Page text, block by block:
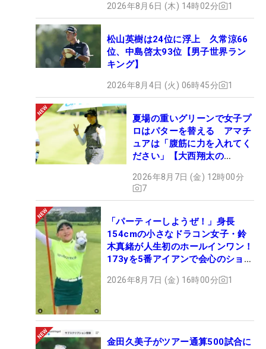
2026年8月6日 (木) 14時02分 1
松山英樹は24位に浮上 久常涼66
位、中島啓太93位【男子世界ラン
キング】
2026年8月4日 (火) 06時45分 1
夏場の重いグリーンで女子プ
ロはパターを替える アマチ
ュアは「腹筋に力を入れてく
ださい」【大西翔太の
2026年8月7日 (金) 12時00分
7
「パーティーしようぜ！」身長
154cmの小さなドラコン女子・鈴
木真緒が人生初のホールインワン！
173yを5番アイアンで会心のショッ
2026年8月7日 (金) 16時00分 1
金田久美子がツアー通算500試合に